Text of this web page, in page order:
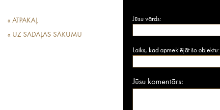
« ATPAKAĻ
« UZ SADAĻAS SĀKUMU
Jūsu vārds:
Laiks, kad apmeklējāt šo objektu:
Jūsu komentārs: